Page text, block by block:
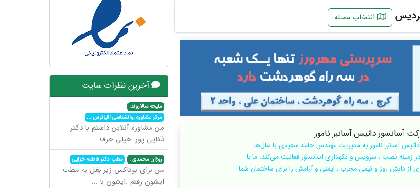
انتخاب محله
آسانسور داتیس آسانبر نامور
آسانبر نامور به مدیریت مهندس حامد سعیدی با سال‌ها
زمینه نصب ، سرویس و نگهداری آسانسور فعالیت می‌کند. ما با
از دانش روز و تیمی مجرب ، ایمنی و آرامش را برای ساختمان شما
آخرین نظرات سایت
ملیحه سالاروند:
مرکز مشاوره روانشناسی اقیانوس...
من مشاوره آنلاین داشتم با دکتر
ذکایی پور. خیلی حرف ...
روژان محمدی : مطب دکتر فاطمه خزایی
من برای بوتاکس زیر بغل به مطب
ایشون رفتم .ایشون با ...